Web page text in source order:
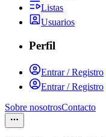
Listas
Usuarios
Perfil
Entrar / Registro
Entrar / Registro
Sobre nosotrosContacto